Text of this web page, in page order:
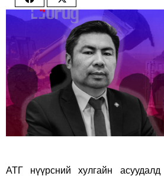
Share
on
Facebook
Share
on
Twitter
АТГ нүүрсний хулгайн